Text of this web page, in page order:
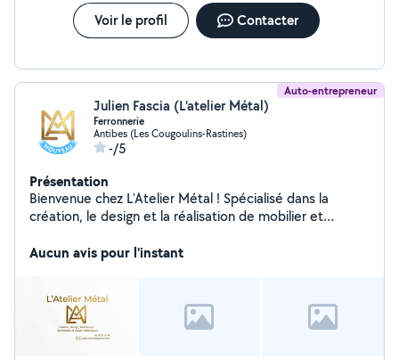
Voir le profil Contacter
Auto-entrepreneur
Julien Fascia (L'atelier Métal)
Ferronnerie
Antibes (Les Cougoulins-Rastines)
-/5
Présentation
Bienvenue chez L'Atelier Métal ! Spécialisé dans la
création, le design et la réalisation de mobilier et
faire d'artisan au service de tous vos projets
Aucun avis pour l'instant